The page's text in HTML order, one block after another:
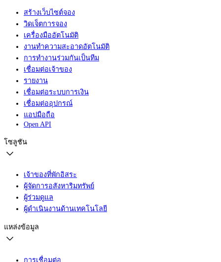
สร้างเว็บไซต์จอง
วิดเจ็ตการจอง
เครื่องมืออัตโนมัติ
งานทำความสะอาดอัตโนมัติ
การทำงานร่วมกันเป็นทีม
เชื่อมต่อเจ้าของ
รายงาน
เชื่อมต่อระบบการเงิน
เชื่อมต่ออุปกรณ์
แอปมือถือ
Open API
โซลูชัน
เจ้าของที่พักอิสระ
ผู้จัดการอสังหาริมทรัพย์
ผู้ร่วมดูแล
ผู้ดำเนินงานด้านเทคโนโลยี
แหล่งข้อมูล
การเชื่อมต่อ